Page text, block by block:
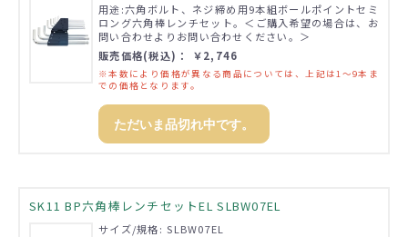
用途:六角ボルト、ネジ締め用9本組ボールポイントセミ
ロング六角棒レンチセット。＜ご購入希望の場合は、お
問い合わせよりお問い合わせください。＞
販売価格(税込)： ￥2,746
※本数により価格が異なる商品については、上記は1～9本ま
での価格となります。
ただいま品切れ中です。
SK11 BP六角棒レンチセットEL SLBW07EL
サイズ/規格: SLBW07EL